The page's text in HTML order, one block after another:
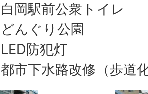
白岡駅前公衆トイレ
どんぐり公園
LED防犯灯
都市下水路改修（歩道